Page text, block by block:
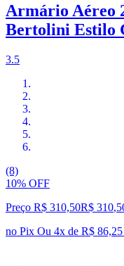
Armário Aéreo
Bertolini Estilo
3.5
(8)
10% OFF
Preço R$ 310,50R$ 310,
no Pix Ou 4x de R$